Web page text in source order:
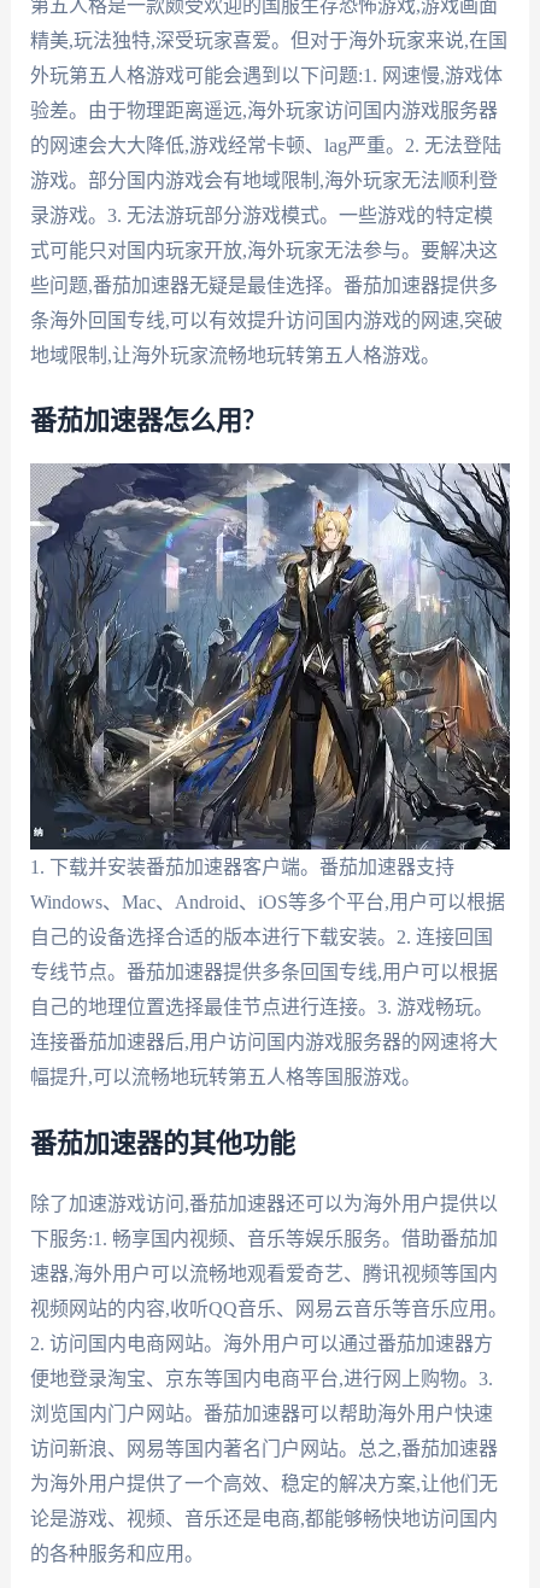
第五人格是一款颇受欢迎的国服生存恐怖游戏,游戏画面
精美,玩法独特,深受玩家喜爱。但对于海外玩家来说,在国
外玩第五人格游戏可能会遇到以下问题:1. 网速慢,游戏体
验差。由于物理距离遥远,海外玩家访问国内游戏服务器
的网速会大大降低,游戏经常卡顿、lag严重。2. 无法登陆
游戏。部分国内游戏会有地域限制,海外玩家无法顺利登
录游戏。3. 无法游玩部分游戏模式。一些游戏的特定模
式可能只对国内玩家开放,海外玩家无法参与。要解决这
些问题,番茄加速器无疑是最佳选择。番茄加速器提供多
条海外回国专线,可以有效提升访问国内游戏的网速,突破
地域限制,让海外玩家流畅地玩转第五人格游戏。
番茄加速器怎么用?
1. 下载并安装番茄加速器客户端。番茄加速器支持
Windows、Mac、Android、iOS等多个平台,用户可以根据
自己的设备选择合适的版本进行下载安装。2. 连接回国
专线节点。番茄加速器提供多条回国专线,用户可以根据
自己的地理位置选择最佳节点进行连接。3. 游戏畅玩。
连接番茄加速器后,用户访问国内游戏服务器的网速将大
幅提升,可以流畅地玩转第五人格等国服游戏。
番茄加速器的其他功能
除了加速游戏访问,番茄加速器还可以为海外用户提供以
下服务:1. 畅享国内视频、音乐等娱乐服务。借助番茄加
速器,海外用户可以流畅地观看爱奇艺、腾讯视频等国内
视频网站的内容,收听QQ音乐、网易云音乐等音乐应用。
2. 访问国内电商网站。海外用户可以通过番茄加速器方
便地登录淘宝、京东等国内电商平台,进行网上购物。3.
浏览国内门户网站。番茄加速器可以帮助海外用户快速
访问新浪、网易等国内著名门户网站。总之,番茄加速器
为海外用户提供了一个高效、稳定的解决方案,让他们无
论是游戏、视频、音乐还是电商,都能够畅快地访问国内
的各种服务和应用。